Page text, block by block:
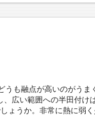
も融点が高いのがうま
広い範囲への半田付け
ょうか。非常に熱に弱